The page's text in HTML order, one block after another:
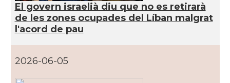
El govern israelià diu que no es retirarà
de les zones ocupades del Líban malgrat
l'acord de pau
2026-06-05